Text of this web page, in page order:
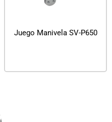
Juego Manivela SV-P650